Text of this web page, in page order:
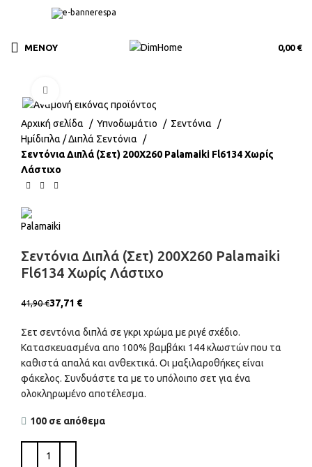
ΜΕΝΟΎ 0,00 €
Αρχική σελίδα Υπνοδωμάτιο
Σεντόνια
Ημίδιπλα / Διπλά Σεντόνια
Σεντόνια Διπλά (Σετ) 200X260 Palamaiki Fl6134 Χωρίς
Λάστιχο
Σεντόνια Διπλά (Σετ) 200X260 Palamaiki
Fl6134 Χωρίς Λάστιχο
41,90€37,71 €
Σετ σεντόνια διπλά σε γκρι χρώμα με ριγέ σχέδιο.
Κατασκευασμένα απο 100% βαμβάκι 144 κλωστών που τα
καθιστά απαλά και ανθεκτικά. Οι μαξιλαροθήκες είναι
φάκελος. Συνδυάστε τα με το υπόλοιπο σετ για ένα
ολοκληρωμένο αποτέλεσμα.
100 σε απόθεμα